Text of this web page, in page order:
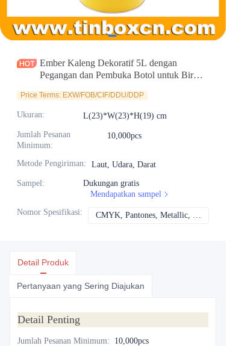
Ember Kaleng Dekoratif 5L dengan
Pegangan dan Pembuka Botol untuk Bir
Price Terms: EXW/FOB/CIF/DDU/DDP
Ukuran: L(23)*W(23)*H(19) cm
Jumlah Pesanan
Minimum:
10,000pcs
Metode Pengiriman: Laut, Udara, Darat
Sampel:
Dukungan gratis
Mendapatkan sampel
Nomor Spesifikasi: CMYK, Pantones, Metallic, Warna spot dll
Detail Produk
Pertanyaan yang Sering Diajukan
Detail Penting
Jumlah Pesanan Minimum: 10,000pcs
Berita